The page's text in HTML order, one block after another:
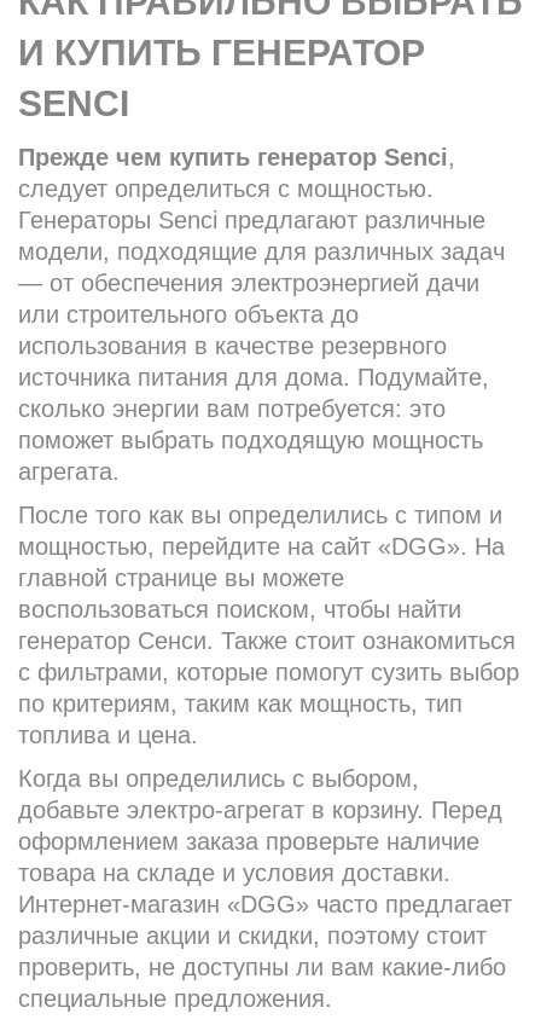
И КУПИТЬ ГЕНЕРАТОР
SENCI
Прежде чем купить генератор Senci,
следует определиться с мощностью.
Генераторы Senci предлагают различные
модели, подходящие для различных задач
— от обеспечения электроэнергией дачи
или строительного объекта до
использования в качестве резервного
источника питания для дома. Подумайте,
сколько энергии вам потребуется: это
поможет выбрать подходящую мощность
агрегата.
После того как вы определились с типом и
мощностью, перейдите на сайт «DGG». На
главной странице вы можете
воспользоваться поиском, чтобы найти
генератор Сенси. Также стоит ознакомиться
с фильтрами, которые помогут сузить выбор
по критериям, таким как мощность, тип
топлива и цена.
Когда вы определились с выбором,
добавьте электро-агрегат в корзину. Перед
оформлением заказа проверьте наличие
товара на складе и условия доставки.
Интернет-магазин «DGG» часто предлагает
различные акции и скидки, поэтому стоит
проверить, не доступны ли вам какие-либо
специальные предложения.